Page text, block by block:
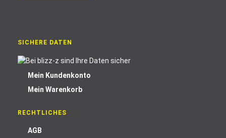
SICHERE DATEN
Mein Kundenkonto
Mein Warenkorb
RECHTLICHES
AGB